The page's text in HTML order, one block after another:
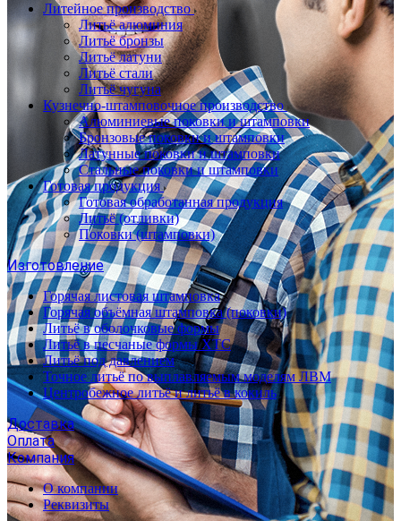
Литейное производство
Литьё алюминия
Литьё бронзы
Литьё латуни
Литьё стали
Литьё чугуна
Кузнечно-штамповочное производство
Алюминиевые поковки и штамповки
Бронзовые поковки и штамповки
Латунные поковки и штамповки
Стальные поковки и штамповки
Готовая продукция
Готовая обработанная продукция
Литьё (отливки)
Поковки (штамповки)
Изготовление
Горячая листовая штамповка
Горячая объёмная штамповка (поковки)
Литьё в оболочковые формы
Литьё в песчаные формы ХТС
Литьё под давлением
Точное литьё по выплавляемым моделям ЛВМ
Центробежное литьё и литьё в кокиль
Доставка
Оплата
Компания
О компании
Реквизиты